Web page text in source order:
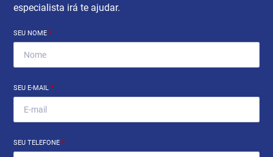
especialista irá te ajudar.
SEU NOME*
SEU E-MAIL*
SEU TELEFONE*